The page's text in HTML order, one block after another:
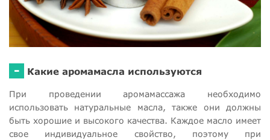
- Какие аромамасла используются
При проведении аромамассажа необходимо
использовать натуральные масла, также они должны
быть хорошие и высокого качества. Каждое масло имеет
свое индивидуальное свойство, поэтому при